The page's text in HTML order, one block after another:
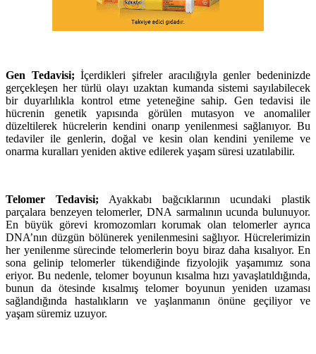
Gen Tedavisi; İçerdikleri şifreler aracılığıyla genler bedeninizde
gerçekleşen her türlü olayı uzaktan kumanda sistemi sayılabilecek
bir duyarlılıkla kontrol etme yeteneğine sahip. Gen tedavisi ile
hücrenin genetik yapısında görülen mutasyon ve anomaliler
düzeltilerek hücrelerin kendini onarıp yenilenmesi sağlanıyor. Bu
tedaviler ile genlerin, doğal ve kesin olan kendini yenileme ve
onarma kuralları yeniden aktive edilerek yaşam süresi uzatılabilir.
Telomer Tedavisi; Ayakkabı bağcıklarının ucundaki plastik
parçalara benzeyen telomerler, DNA sarmalının ucunda bulunuyor.
En büyük görevi kromozomları korumak olan telomerler ayrıca
DNA’nın düzgün bölünerek yenilenmesini sağlıyor. Hücrelerimizin
her yenilenme sürecinde telomerlerin boyu biraz daha kısalıyor. En
sona gelinip telomerler tükendiğinde fizyolojik yaşamımız sona
eriyor. Bu nedenle, telomer boyunun kısalma hızı yavaşlatıldığında,
bunun da ötesinde kısalmış telomer boyunun yeniden uzaması
sağlandığında hastalıkların ve yaşlanmanın önüne geçiliyor ve
yaşam süremiz uzuyor.